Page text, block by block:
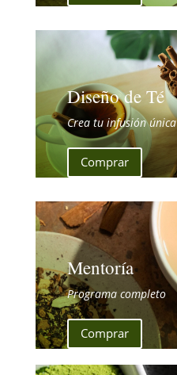
Diseño de Té
Crea tu infusión única
Comprar
Mentoría
Programa completo
Comprar